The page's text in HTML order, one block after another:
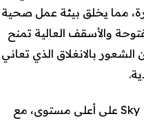
مما يخلق بيئة عمل صحية
والأسقف العالية تمنح
بالانغلاق الذي تعاني
البنية التحتية لمشروع Sky Ridge mall على أعلى مستوى، مع